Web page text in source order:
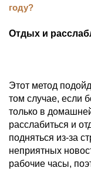
году?
Отдых и
Этот метод
том случае, если
только в
расслабиться и
подняться из-за
неприятных
рабочие часы,